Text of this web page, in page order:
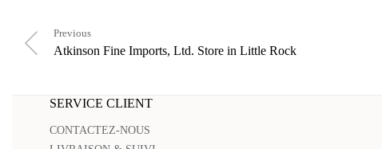
Previous
Atkinson Fine Imports, Ltd. Store in Little Rock
SERVICE CLIENT
CONTACTEZ-NOUS